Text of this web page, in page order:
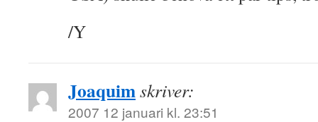
/Y
Joaquimskriver:
2007 12 januari kl. 23:51